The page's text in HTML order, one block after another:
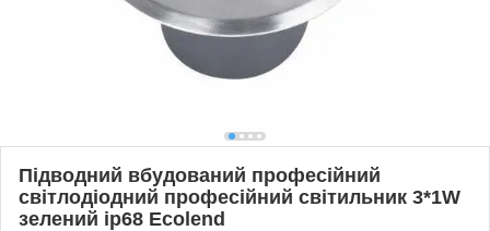
Підводний вбудований професійний
світлодіодний професійний світильник 3*1W
зелений ip68 Ecolend